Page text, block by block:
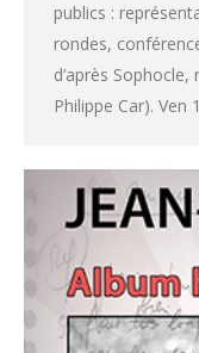
publics :
rondes,
d’après
Philippe Car). Ven